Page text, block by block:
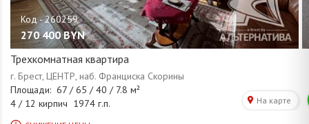
270 400 BYN
Трехкомнатная квартира